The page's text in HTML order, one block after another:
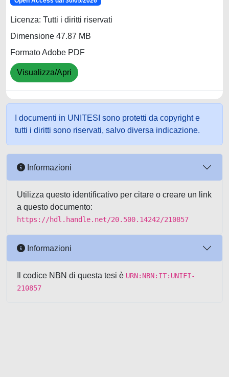
Licenza: Tutti i diritti riservati
Dimensione 47.87 MB
Formato Adobe PDF
Visualizza/Apri
I documenti in UNITESI sono protetti da copyright e
tutti i diritti sono riservati, salvo diversa indicazione.
Informazioni
Utilizza questo identificativo per citare o creare un link
a questo documento:
https://hdl.handle.net/20.500.14242/210857
Informazioni
Il codice NBN di questa tesi è URN:NBN:IT:UNIFI-
210857